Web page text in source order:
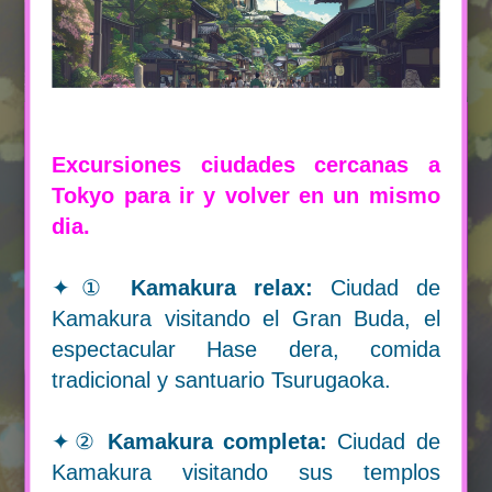
EXCURSIONES EN TOKYO
Excursiones ciudades cercanas a
Tokyo para ir y volver en un mismo
dia.
✦① Kamakura relax: Ciudad de
Kamakura visitando el Gran Buda, el
espectacular Hase dera, comida
tradicional y santuario Tsurugaoka.
✦② Kamakura completa: Ciudad de
Kamakura visitando sus templos